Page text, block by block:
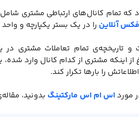
تمام کانال‌های ارتباطی مشتری
فکس آنلاین را در یک بستر یکپارچه و
و تاریخچه‌ی تمام تعاملات مشتری در
را بارها تکرار کند.
مورد اس ام اس مارکتینگ بدونید،